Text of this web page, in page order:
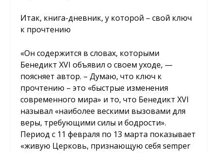
Итак, книга-дневник, у которой – свой ключ
к прочтению
«Он содержится в словах, которыми
Бенедикт XVI объявил о своем уходе, —
поясняет автор. – Думаю, что ключ к
прочтению – это «быстрые изменения
современного мира» и то, что Бенедикт XVI
называл «наиболее вескими вызовами для
веры, требующими силы и бодрости».
Период с 11 февраля по 13 марта показывает
«живую Церковь, признающую себя semper